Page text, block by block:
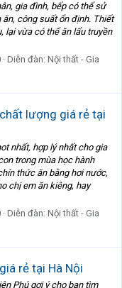
gia đình, bếp có thể sử
công suất ổn định. Thiết
lại vừa có thể ăn lẩu truyền
Diễn đàn: Nội thất - Gia
lượng giá rẻ tại
nhất, hợp lý nhất cho gia
trong mùa học hành
thức ăn bằng hơi nước,
chị em ăn kiêng, hay
Diễn đàn: Nội thất - Gia
rẻ tại Hà Nội
Phú gợi ý cho bạn tìm